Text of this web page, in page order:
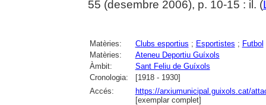
55 (desembre 2006), p. 10-15 : il. (
Matèries: Clubs esportius ; Esportistes ; Futbol
Matèries:
Ateneu Deportiu Guíxols
Àmbit:
Sant Feliu de Guíxols
Cronologia:
[1918 - 1930]
Accés:
https://arxiumunicipal.guixols.cat/
[exemplar complet]